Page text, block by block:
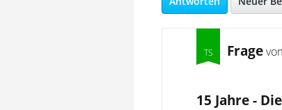
Frage
15 Jahre -